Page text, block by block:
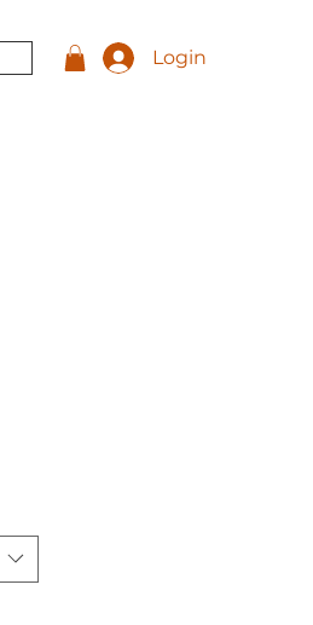
Login